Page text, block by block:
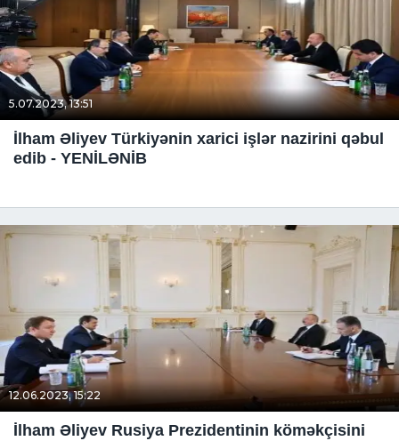
5.07.2023, 13:51
İlham Əliyev Türkiyənin xarici işlər nazirini qəbul
edib - YENİLƏNİB
12.06.2023, 15:22
İlham Əliyev Rusiya Prezidentinin köməkçisini